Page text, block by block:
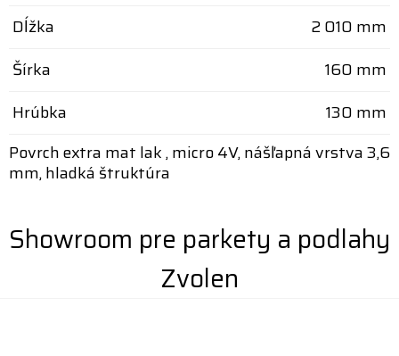
Dĺžka
2 010 mm
Šírka
160 mm
Hrúbka
130 mm
Povrch extra mat lak , micro 4V, nášľapná vrstva 3,6
mm, hladká štruktúra
Showroom pre parkety a podlahy
Zvolen